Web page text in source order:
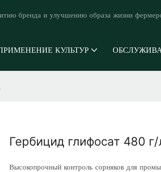
бренда и улучшению образа жизни
КУЛЬТУР
Гербицид глифосат 480
Высокопрочный контроль сорняков для